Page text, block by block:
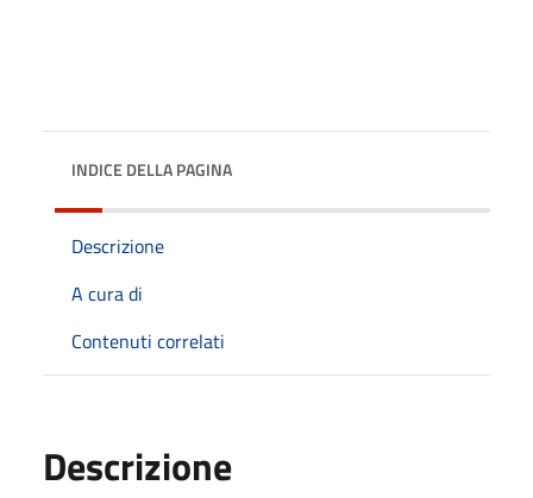
INDICE DELLA PAGINA
Descrizione
A cura di
Contenuti correlati
Descrizione